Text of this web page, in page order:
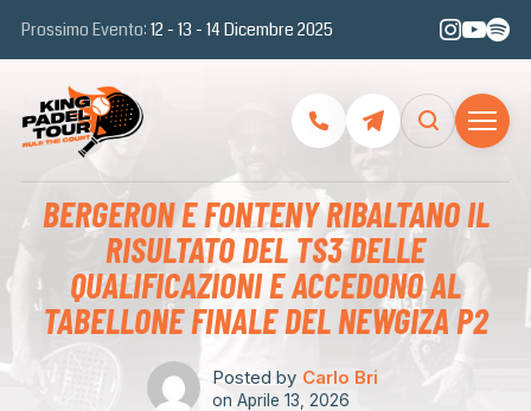
Prossimo Evento: 12 - 13 - 14 Dicembre 2025
BERGERON E FONTENY RIBALTANO IL
RISULTATO DEL TS3 DELLE
QUALIFICAZIONI E ACCEDONO AL
TABELLONE FINALE DEL NEWGIZA P2
Posted by Carlo Bri
on Aprile 13, 2026